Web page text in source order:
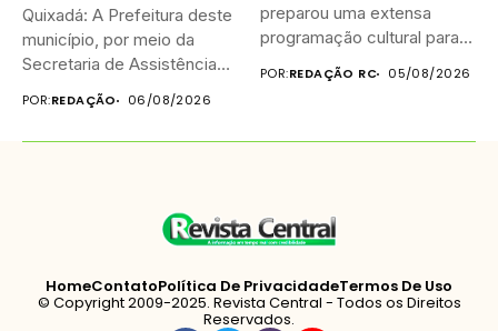
Quixadá: A Prefeitura deste
município, por meio da
Secretaria de Assistência
POR:REDAÇÃO 06/08/2026
preparou uma extensa
programação cultural para
celebrar o...
POR:REDAÇÃO RC 05/08/2026
HomeContatoPolítica De PrivacidadeTermos De Uso
© Copyright 2009-2025. Revista Central - Todos os Direitos
Reservados.